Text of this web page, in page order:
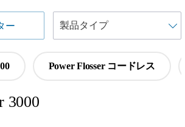
ー
Power Flosser コードレス
3000